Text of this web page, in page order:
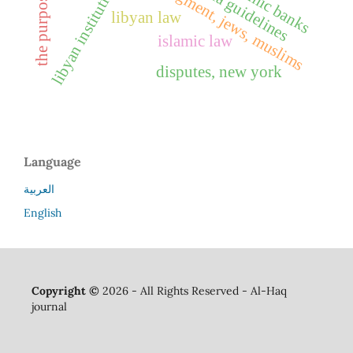
libyan institutions islamic law
libyan law
disputes, new york
Language
العربية
English
Copyright ©2026 - All Rights Reserved - Al-Haq
journal